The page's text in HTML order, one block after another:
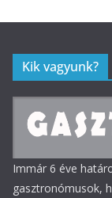
Kik vagyunk?
Immár 6 éve
gasztronómusok,